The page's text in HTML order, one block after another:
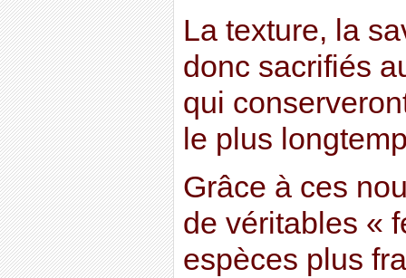
La texture, la
donc sacrifiés
qui
le plus
Grâce à ces
de véritables «
espèces plus